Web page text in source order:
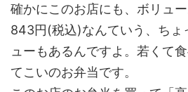
確かにこのお店にも、ボリュ
843円(税込)なんていう、ちょ
ューもあるんですよ。若くて
てこいのお弁当です。